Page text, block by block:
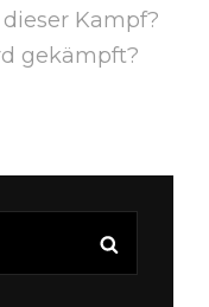
Kampf?
gekämpft?